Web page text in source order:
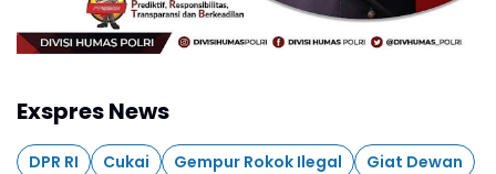
Exspres News
DPR RI Cukai Gempur Rokok Ilegal
Giat Dewan